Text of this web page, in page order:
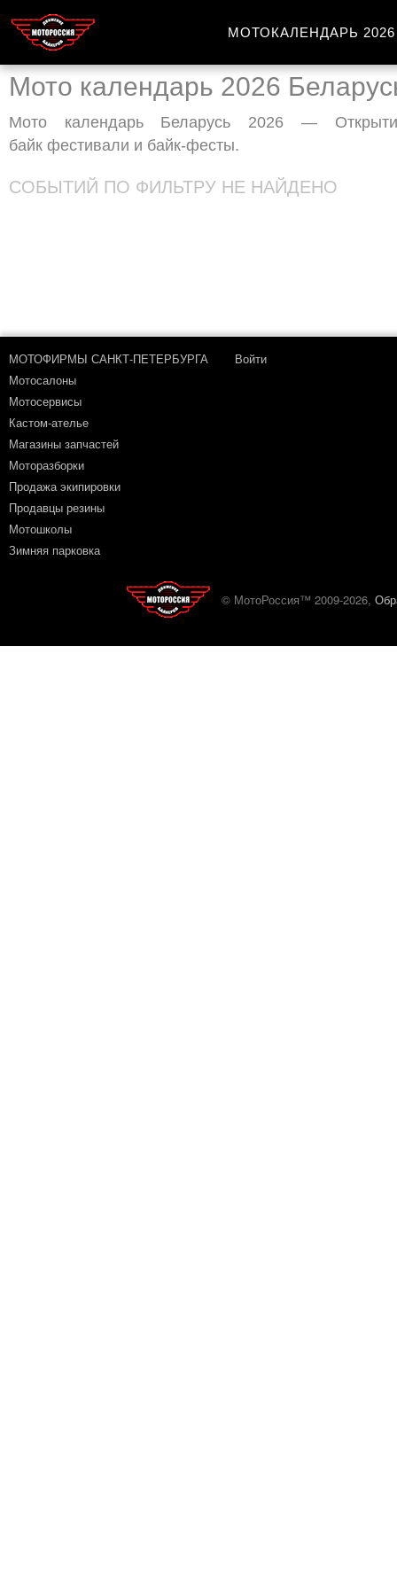
МОТОКАЛЕНДАРЬ 2026
Мото календарь 2026
Мото календарь Беларусь 2026 —
байк фестивали и байк-фесты.
СОБЫТИЙ ПО ФИЛЬТРУ НЕ НАЙДЕНО
МОТОФИРМЫ САНКТ-ПЕТЕРБУРГА
Мотосалоны
Мотосервисы
Кастом-ателье
Магазины запчастей
Моторазборки
Продажа экипировки
Продавцы резины
Мотошколы
Зимняя парковка
Войти
© МотоРоссия™ 2009-2026,